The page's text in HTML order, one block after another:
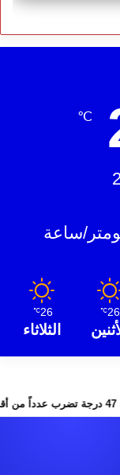
℃
26
℃
26
℃
الثلاثاء
درجة تضرب عدداً من أقاليم المغرب